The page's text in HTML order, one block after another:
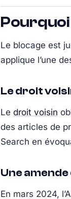
Pourquoi
Le blocage est
applique l’une
Le droit
Le droit voisin
des articles de
Search en
Une
En mars 2024,